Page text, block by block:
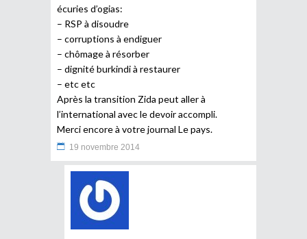
écuries d’ogias:
– RSP à disoudre
– corruptions à endiguer
– chômage à résorber
– dignité burkindi à restaurer
– etc etc
Après la transition Zida peut aller à
l’international avec le devoir accompli.
Merci encore à votre journal Le pays.
19 novembre 2014